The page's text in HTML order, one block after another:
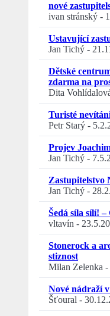
nové
ivan stránský -
Ustavující
Jan Tichý -
Dětské
zdarma na
Dita
Turisté
Petr Starý -
Projev
Jan Tichý -
Zastupitelstvo
Jan Tichý -
Šedá síla sílí!
vltavín -
Stonerock a
stiznost
Milan Zelenka -
Nové nádraží
Šťoural -